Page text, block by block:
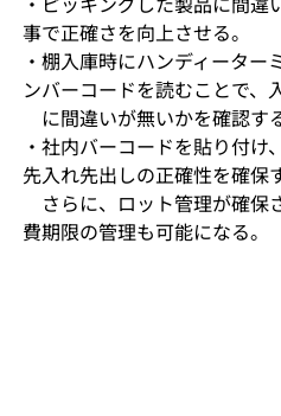
事で正確さを向上させる。
・棚入庫時にハンディーター
ンバーコードを読むことで、
に間違いが無いかを確認す
・社内バーコードを貼り付け
先入れ先出しの正確性を確保
さらに、ロット管理が確保
費期限の管理も可能になる。